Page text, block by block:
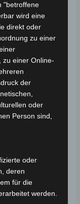
"betroffene
wird eine
direkt oder
zu einer
zu einer Online-
der
oder
Person sind,
oder
deren
für die
werden.